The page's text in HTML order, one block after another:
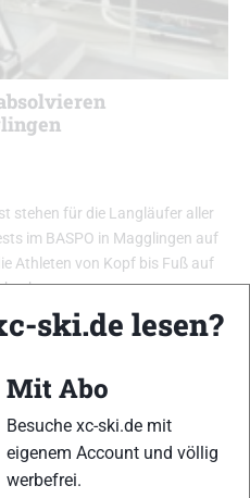
stehen für die Langläufer aller
im BASPO in Magglingen auf
Athleten von Kopf bis Fuß auf
…
ski.de lesen?
Mit Abo
Besuche xc-ski.de mit
eigenem Account und völlig
werbefrei.